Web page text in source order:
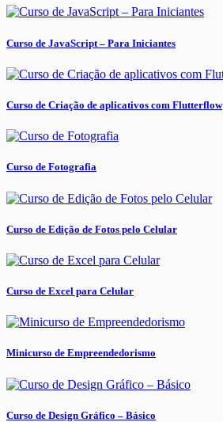
Curso de JavaScript – Para Iniciantes
Curso de Criação de aplicativos com Flutterflow
Curso de Fotografia
Curso de Edição de Fotos pelo Celular
Curso de Excel para Celular
Minicurso de Empreendedorismo
Curso de Design Gráfico – Básico